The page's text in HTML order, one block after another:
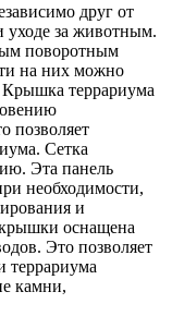
друг от
уходе за животным.
поворотным
на них можно
Крышка террариума
позволяет
Сетка
Эта панель
необходимости,
и
крышки оснащена
Это позволяет
террариума
камни,